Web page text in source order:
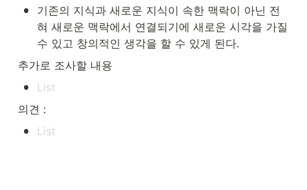
•
기존의 지식과 새로운 지식이 속한 맥락이 아닌 전
혀 새로운 맥락에서 연결되기에 새로운 시각을 가질
수 있고 창의적인 생각을 할 수 있게 된다.
추가로 조사할 내용
•
의견 :
•